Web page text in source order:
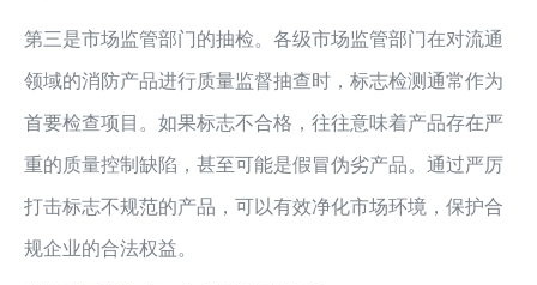
第三是市场监管部门的抽检。各级市场监管部门在对流通
领域的消防产品进行质量监督抽查时，标志检测通常作为
首要检查项目。如果标志不合格，往往意味着产品存在严
重的质量控制缺陷，甚至可能是假冒伪劣产品。通过严厉
打击标志不规范的产品，可以有效净化市场环境，保护合
规企业的合法权益。